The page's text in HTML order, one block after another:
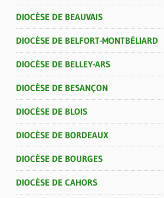
DIOCÈSE DE BEAUVAIS
DIOCÈSE DE BELFORT-MONTBÉLIARD
DIOCÈSE DE BELLEY-ARS
DIOCÈSE DE BESANÇON
DIOCÈSE DE BLOIS
DIOCÈSE DE BORDEAUX
DIOCÈSE DE BOURGES
DIOCÈSE DE CAHORS